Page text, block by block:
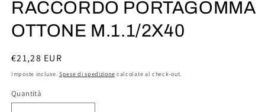
1
in
modale
RACCORDO PORTAGOMMA
OTTONE M.1.1/2X40
Prezzo
di
€21,28 EUR
Imposte incluse. Spese di spedizione calcolate al check-out.
Quantità